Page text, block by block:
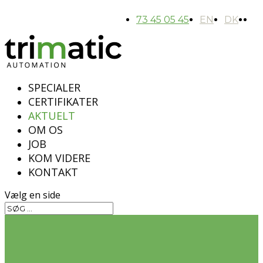
73 45 05 45 EN DK
SPECIALER
CERTIFIKATER
AKTUELT
OM OS
JOB
KOM VIDERE
KONTAKT
Vælg en side